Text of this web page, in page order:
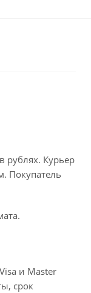
рублях. Курьер
Покупатель
и Master
срок